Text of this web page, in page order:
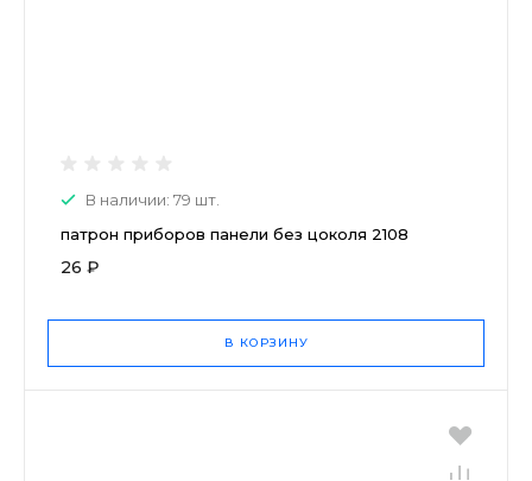
В наличии: 79 шт.
патрон приборов панели без цоколя 2108
26 ₽
В КОРЗИНУ